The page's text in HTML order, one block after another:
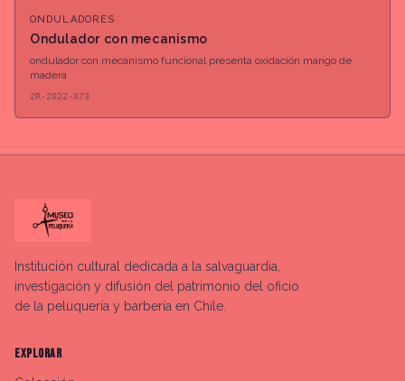
ONDULADORES
Ondulador con mecanismo
ondulador con mecanismo funcional presenta oxidación mango de
madera
2R-2022-X73
Institución cultural dedicada a la salvaguardia,
investigación y difusión del patrimonio del oficio
de la peluquería y barbería en Chile.
EXPLORAR